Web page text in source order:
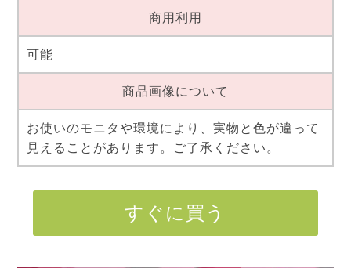
商用利用
可能
商品画像について
お使いのモニタや環境により、実物と色が違って
見えることがあります。ご了承ください。
すぐに買う